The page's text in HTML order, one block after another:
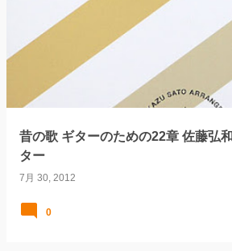
昔の歌 ギターのための22章 佐藤弘
ター
7月 30, 2012
0